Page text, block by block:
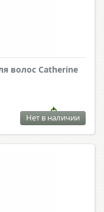
волос Catherine
Нет в наличии